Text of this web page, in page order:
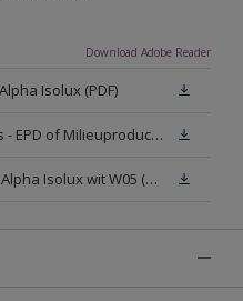
Download Adobe Reader
Isolux (PDF)
Sikkens Interior Wallpaints - EPD of Milieuproductverklaring
Veiligheidsinformatieblad Alpha Isolux wit W05 (SDS)